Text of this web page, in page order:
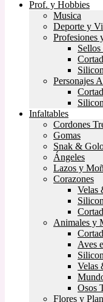
Prof. y Hobbies
Musica
Deporte y
Profesiones
Personajes
Infaltables
Cordones
Gomas
Snak &
Ángeles
Lazos y
Corazones
Velas
Animales y
Aves
Velas
Osos
Flores y